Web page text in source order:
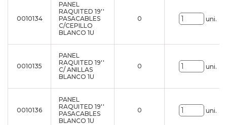
0010134
PANEL
RAQUITED 19''
PASACABLES
C/CEPILLO
BLANCO 1U
0 uni.
0010135
PANEL
RAQUITED 19''
C/ ANILLAS
BLANCO 1U
0 uni.
0010136
PANEL
RAQUITED 19''
PASACABLES
BLANCO 1U
0 uni.